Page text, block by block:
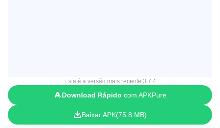
Esta é a versão mais recente 3.7.4
Download Rápido com APKPure
Baixar APK 75.8 MB